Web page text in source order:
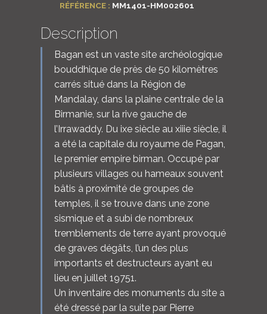
RÉFÉRENCE : MM1401-HM002601
Description
Bagan est un vaste site archéologique
bouddhique de près de 50 kilomètres
carrés situé dans la Région de
Mandalay, dans la plaine centrale de la
Birmanie, sur la rive gauche de
l’Irrawaddy. Du ixe siècle au xiiie siècle, il
a été la capitale du royaume de Pagan,
le premier empire birman. Occupé par
plusieurs villages ou hameaux souvent
bâtis à proximité de groupes de
temples, il se trouve dans une zone
sismique et a subi de nombreux
tremblements de terre ayant provoqué
de graves dégâts, l’un des plus
importants et destructeurs ayant eu
lieu en juillet 19751.
Un inventaire des monuments du site a
été dressé par la suite par Pierre